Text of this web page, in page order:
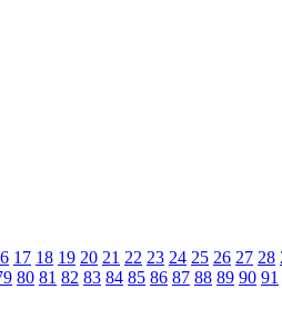
17 18 19 20 21 22 23 24 25 26 27 28
80 81 82 83 84 85 86 87 88 89 90 91